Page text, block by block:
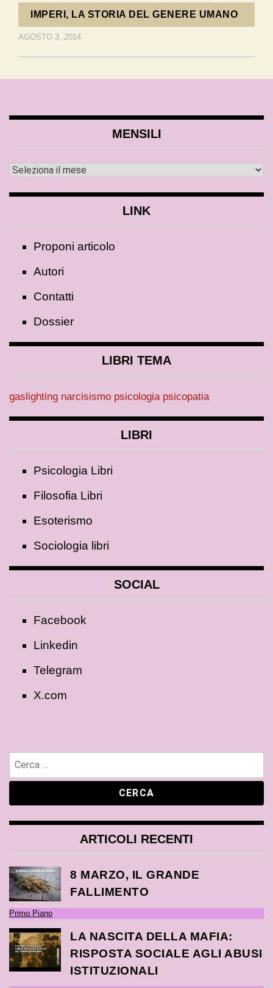
IMPERI, LA STORIA DEL GENERE UMANO
AGOSTO 3, 2014
MENSILI
LINK
Proponi articolo
Autori
Contatti
Dossier
LIBRI TEMA
gaslighting narcisismo psicologia psicopatia
LIBRI
Psicologia Libri
Filosofia Libri
Esoterismo
Sociologia libri
SOCIAL
Facebook
Linkedin
Telegram
X.com
ARTICOLI RECENTI
8 MARZO, IL GRANDE
FALLIMENTO
Primo Piano
LA NASCITA DELLA MAFIA:
RISPOSTA SOCIALE AGLI ABUSI
ISTITUZIONALI